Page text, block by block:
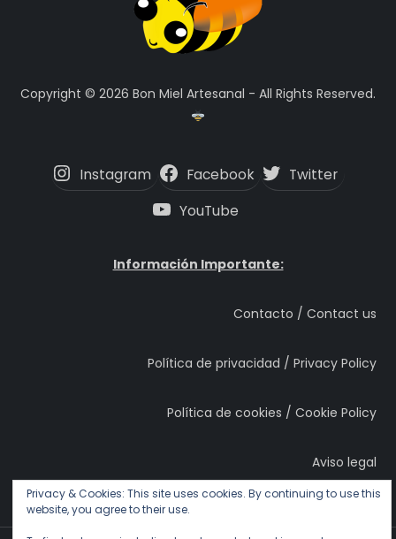
Copyright © 2026 Bon Miel Artesanal - All Rights Reserved.
Instagram Facebook
Twitter
YouTube
Información Importante:
Contacto / Contact us
Política de privacidad / Privacy Policy
Política de cookies / Cookie Policy
Aviso legal
Privacy & Cookies: This site uses cookies. By continuing to use this
website, you agree to their use.